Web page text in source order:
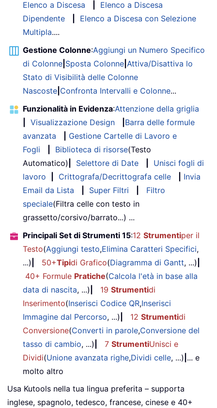
Elenco a Discesa
Elenco a Discesa
Dipendente
Elenco a Discesa con Selezione
Multipla....
Gestione Colonne:Aggiungi un Numero Specifico
di Colonne Sposta Colonne Attiva/Disattiva lo
Stato di Visibilità delle Colonne
Nascoste Confronta Intervalli e Colonne...
Funzionalità in Evidenza:Attenzione della griglia
Visualizzazione Design
Barra delle formule
avanzata
Gestione Cartelle di Lavoro e
Fogli
Biblioteca di risorse(Testo
Automatico)
Selettore di Date
Unisci fogli di
lavoro
Crittografa/Decrittografa celle
Invia
Email da Lista
Super Filtri
Filtro
speciale(Filtra celle con testo in
grassetto/corsivo/barrato...) ...
Principali Set di Strumenti 15:12 Strumentiper il
Testo(Aggiungi testo,Elimina Caratteri Specifici,
...)
50+Tipidi Grafico(Diagramma di Gantt, ...)
40+ Formule Pratiche(Calcola l'età in base alla
data di nascita, ...) 19 Strumentidi
Inserimento(Inserisci Codice QR,Inserisci
Immagine dal Percorso, ...) 12 Strumentidi
Conversione(Converti in parole,Conversione del
tasso di cambio, ...) 7 StrumentiUnisci e
Dividi(Unione avanzata righe,Dividi celle, ...) ... e
molto altro
Usa Kutools nella tua lingua preferita – supporta
inglese, spagnolo, tedesco, francese, cinese e 40+